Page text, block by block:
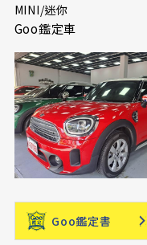
MINI/迷你
Goo鑑定車
Goo鑑定書